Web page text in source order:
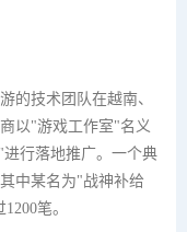
的技术团队在越南、
以"游戏工作室"名义
行落地推广。一个典
中某名为"战神补给
笔。